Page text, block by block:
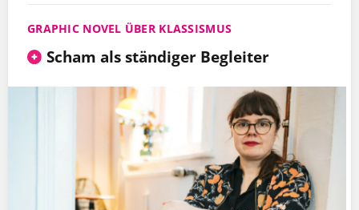
GRAPHIC NOVEL ÜBER KLASSISMUS
Scham als ständiger Begleiter